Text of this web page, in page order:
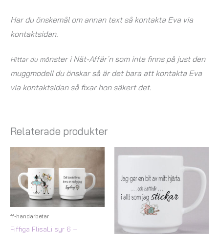
Har du önskemål om annan text så kontakta Eva via
kontaktsidan.
Hittar du mönster i Nät-Affär´n som inte finns på just den
muggmodell du önskar så är det bara att kontakta Eva
via kontaktsidan så fixar hon säkert det.
Relaterade produkter
ff-handarbetar
Fiffiga FlisaLi syr 6 –